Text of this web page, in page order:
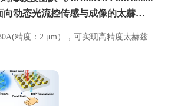
向动态光流控传感与成像的太赫兹
精度：2 μm），可实现高精度太赫兹